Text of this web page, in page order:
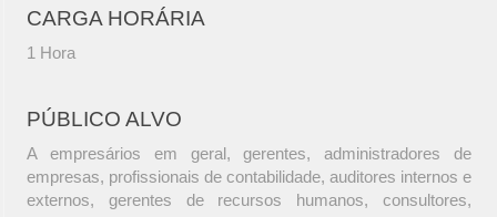
CARGA HORÁRIA
1 Hora
PÚBLICO ALVO
A empresários em geral, gerentes, administradores de
empresas, profissionais de contabilidade, auditores internos e
externos, gerentes de recursos humanos, consultores,